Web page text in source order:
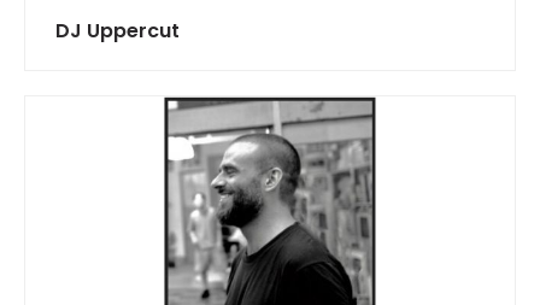
DJ Uppercut